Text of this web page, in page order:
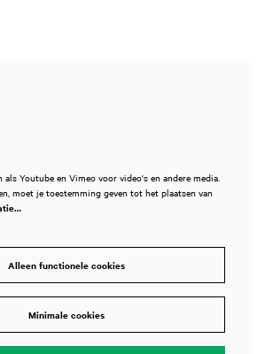
als Youtube en Vimeo voor video's en andere media.
moet je toestemming geven tot het plaatsen van
Alleen functionele cookies
Minimale cookies